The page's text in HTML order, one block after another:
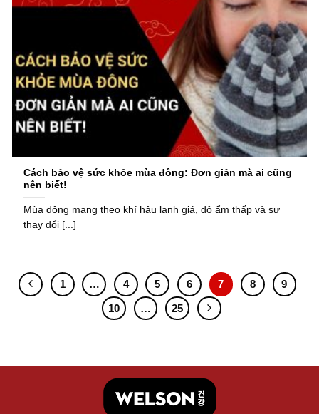
Cách bảo vệ sức khỏe mùa đông: Đơn giản mà ai cũng
nên biết!
Mùa đông mang theo khí hậu lạnh giá, độ ẩm thấp và sự
thay đổi [...]
1 … 4 5 6 7 8
9
10
… 25